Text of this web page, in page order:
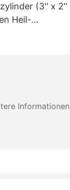
(3'' x 2''
Heil-